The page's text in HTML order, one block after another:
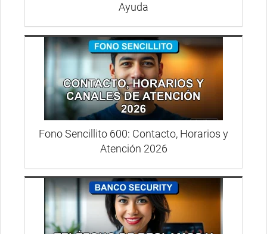
Ayuda
Fono Sencillito 600: Contacto, Horarios y
Atención 2026